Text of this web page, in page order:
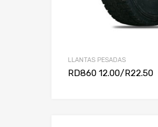
LLANTAS PESADAS
RD860 12.00/R22.50